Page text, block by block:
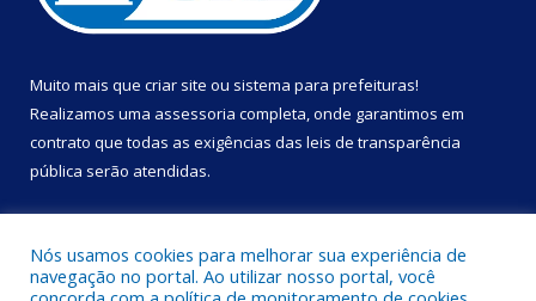
Muito mais que criar site ou sistema para prefeituras!
Realizamos uma assessoria completa, onde garantimos em
contrato que todas as exigências das leis de transparência
pública serão atendidas.
Nós usamos cookies para melhorar sua experiência de
navegação no portal. Ao utilizar nosso portal, você